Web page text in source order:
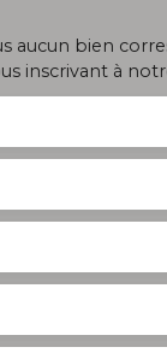
aucun bien
inscrivant à